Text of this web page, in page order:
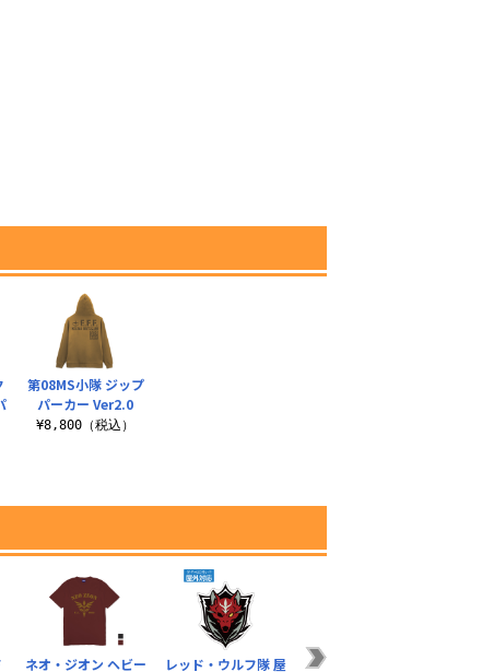
第08MS小隊 ジップ
パーカー Ver2.0
¥8,800（税込）
ネオ・ジオン ヘビー レッド・ウルフ隊 屋 公国軍旗盾型ワッペ